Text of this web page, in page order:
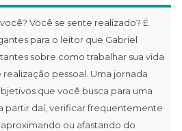
Você se sente realizado? É
para o leitor que Gabriel
sobre como trabalhar sua vida
pessoal. Uma jornada
que você busca para uma
partir daí, verificar frequentemente
ou afastando do